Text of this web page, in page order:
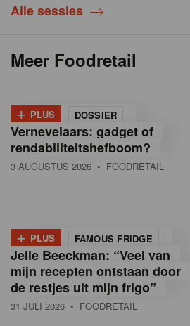
Alle sessies
Meer Foodretail
+ PLUS DOSSIER
Vernevelaars: gadget of
rendabiliteitshefboom?
3 AUGUSTUS 2026 • FOODRETAIL
+ PLUS FAMOUS FRIDGE
Jelle Beeckman: “Veel van
mijn recepten ontstaan door
de restjes uit mijn frigo”
31 JULI 2026 • FOODRETAIL